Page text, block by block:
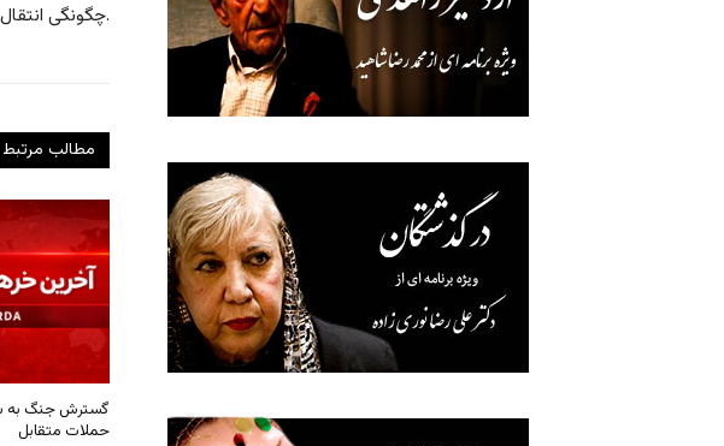
چگونگی انتقال هواداران بولسونارو به برازیلیا خبر داد.
مطالب مرتبط
گسترش جنگ به
حملات متقابل